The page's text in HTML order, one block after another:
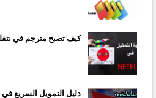
كيف تصبح مترجم في